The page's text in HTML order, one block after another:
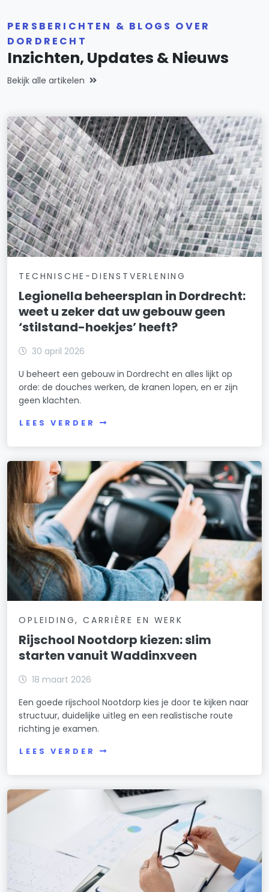
PERSBERICHTEN & BLOGS OVER
DORDRECHT
Inzichten, Updates & Nieuws
Bekijk alle artikelen
TECHNISCHE-DIENSTVERLENING
Legionella beheersplan in Dordrecht:
weet u zeker dat uw gebouw geen
‘stilstand-hoekjes’ heeft?
30 april 2026
U beheert een gebouw in Dordrecht en alles lijkt op
orde: de douches werken, de kranen lopen, en er zijn
geen klachten.
LEES VERDER
OPLEIDING, CARRIÈRE EN WERK
Rijschool Nootdorp kiezen: slim
starten vanuit Waddinxveen
18 maart 2026
Een goede rijschool Nootdorp kies je door te kijken naar
structuur, duidelijke uitleg en een realistische route
richting je examen.
LEES VERDER